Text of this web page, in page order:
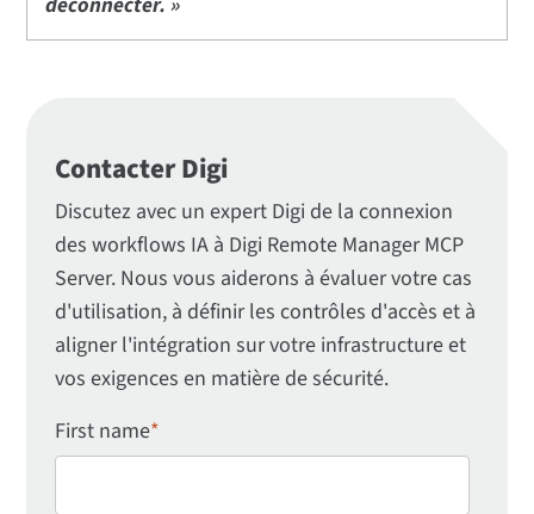
Contacter Digi
Discutez avec un expert Digi de la connexion
des workflows IA à Digi Remote Manager MCP
Server. Nous vous aiderons à évaluer votre cas
d'utilisation, à définir les contrôles d'accès et à
aligner l'intégration sur votre infrastructure et
vos exigences en matière de sécurité.
First name*